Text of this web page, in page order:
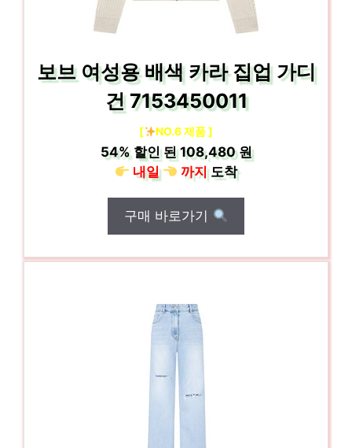
보브 여성용 배색 카라 집업 가디
건 7153450011
[ NO.6 제품 ]
54%할인 된108,480 원
내일
까지도착
구매 바로가기